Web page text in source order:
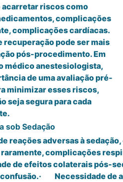
acarretar riscos como
complicações
complicações cardíacas.
recuperação pode ser mais
pós-procedimento. Em
médico anestesiologista,
de uma avaliação pré-
minimizar esses riscos,
seja segura para cada
sob Sedação
reações adversas à sedação,
raramente, complicações
de efeitos colaterais pós-
Necessidade de